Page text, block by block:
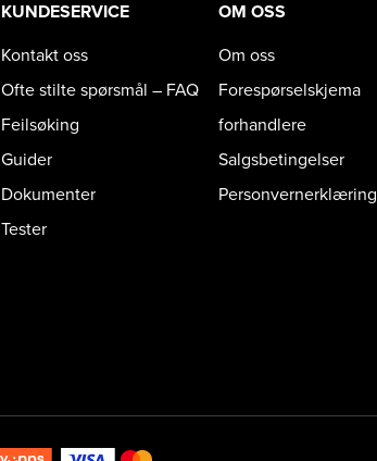
KUNDESERVICE
Kontakt oss
Ofte stilte spørsmål – FAQ
Feilsøking
Guider
Dokumenter
Tester
OM OSS
Om oss
Forespørselskjema
forhandlere
Salgsbetingelser
Personvernerklæring